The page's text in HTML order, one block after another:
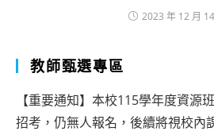
2023 年 12 月
教師甄選專區
【重要通知】本校115學年度資源
招考，仍無人報名，後續將視校內